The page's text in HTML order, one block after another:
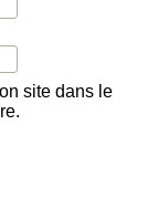
site dans le